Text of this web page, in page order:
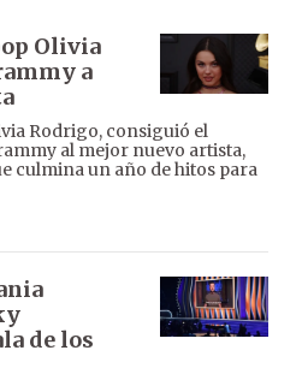
Olivia
a
Rodrigo, consiguió el
al mejor nuevo artista,
culmina un año de hitos para
de los